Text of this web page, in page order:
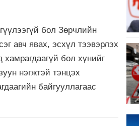
бол Зөрчлийн
авч явах, эсхүл тээвэрлэх
хамрагдаагүй бол хүнийг
нэгжтэй тэнцэх
байгууллагаас